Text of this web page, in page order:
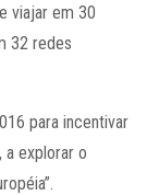
viajar em 30
32 redes
para incentivar
a explorar o